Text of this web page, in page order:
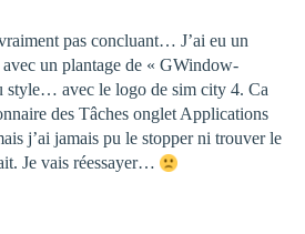
pas concluant… J’ai eu un
un plantage de « GWindow-
style… avec le logo de sim city 4. Ca
des Tâches onglet Applications
j’ai jamais pu le stopper ni trouver le
Je vais réessayer…